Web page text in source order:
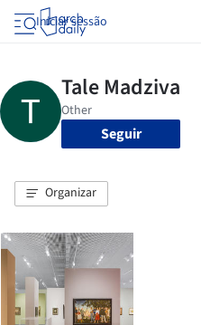
Iniciar sessão
Seguir
Organizar